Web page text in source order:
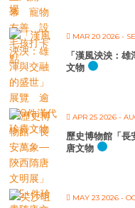
MAR 20 2026 -
「漢風泱泱：
文物
APR 25 2026 -
歷史博物館「
唐文物
MAY 23 2026 -